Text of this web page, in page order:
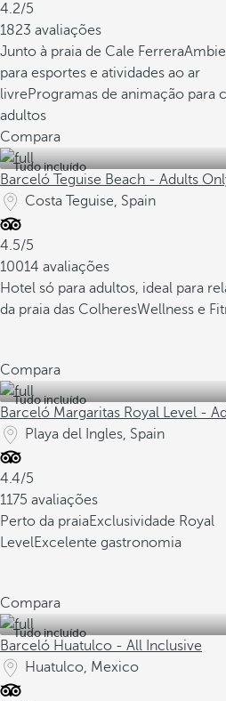
4.2/5
1823 avaliações
Junto à praia de Cale Ferrera
para esportes e atividades ao ar
livreProgramas de animação para
adultos
Compara
Tudo incluído
Barceló Teguise Beach - Adults
Costa Teguise, Spain
4.5/5
10014 avaliações
Hotel só para adultos, ideal para
da praia das ColheresWellness e
Compara
Tudo incluído
Barceló Margaritas Royal Level -
Playa del Ingles, Spain
4.4/5
1175 avaliações
Perto da praiaExclusividade Royal
LevelExcelente gastronomia
Compara
Tudo incluído
Barceló Huatulco - All Inclusive
Huatulco, Mexico